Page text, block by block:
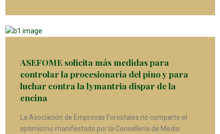
ASEFOME solicita más medidas para
controlar la procesionaria del pino y para
luchar contra la lymantria dispar de la
encina
La Asociación de Empresas Forestales no comparte el
optimismo manifestado por la Consellería de Medio